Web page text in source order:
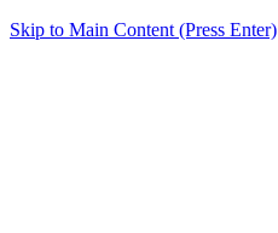
Skip to Main Content (Press Enter)